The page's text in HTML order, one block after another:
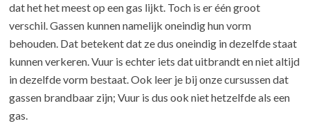
dat het het meest op een gas lijkt. Toch is er één groot
verschil. Gassen kunnen namelijk oneindig hun vorm
behouden. Dat betekent dat ze dus oneindig in dezelfde staat
kunnen verkeren. Vuur is echter iets dat uitbrandt en niet altijd
in dezelfde vorm bestaat. Ook leer je bij onze cursussen dat
gassen brandbaar zijn; Vuur is dus ook niet hetzelfde als een
gas.